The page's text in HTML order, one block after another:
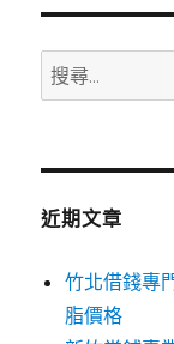
搜
尋
鍵
近期文章
竹北借錢專
脂價格